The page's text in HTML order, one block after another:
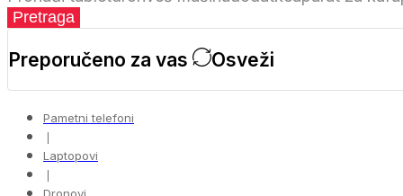
Pretraga
Preporučeno za vas Osveži
Pametni telefoni
❘
Laptopovi
❘